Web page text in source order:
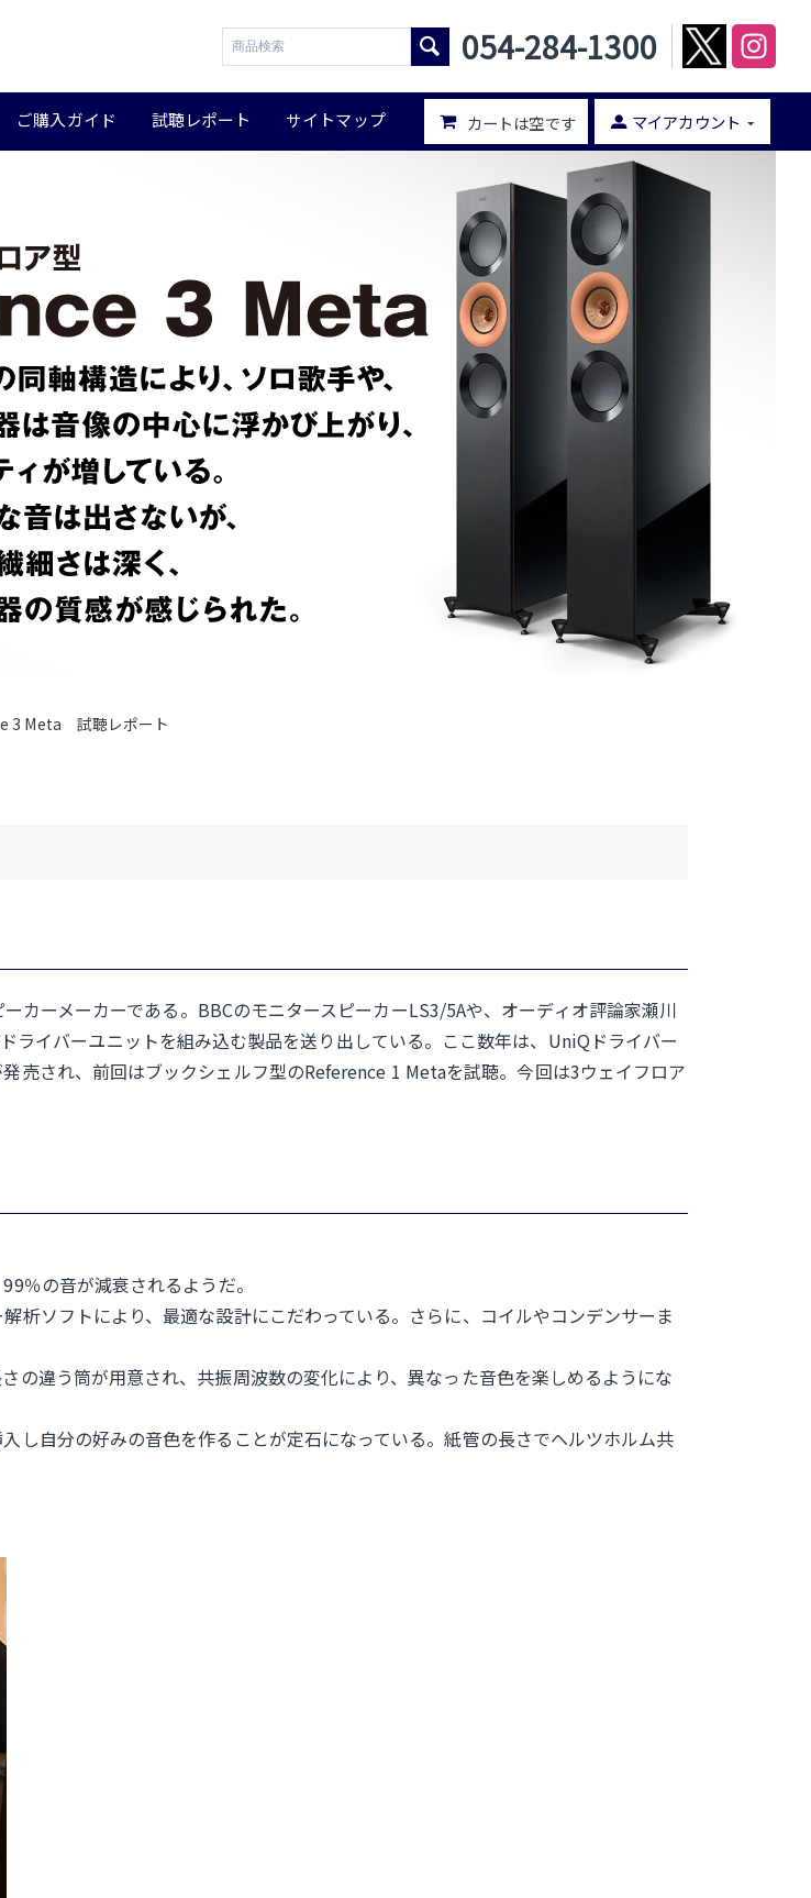
054-284-1300
ご購入ガイド 試聴レポート サイトマップ カートは空です マイアカウント
3 Meta 試聴レポート
カーメーカーである。BBCのモニタースピーカーLS3/5Aや、オーディオ評論家瀬川
ライバーユニットを組み込む製品を送り出している。ここ数年は、UniQドライバー
売され、前回はブックシェルフ型のReference 1 Metaを試聴。今回は3ウェイフロア
％の音が減衰されるようだ。
析ソフトにより、最適な設計にこだわっている。さらに、コイルやコンデンサーま
の違う筒が用意され、共振周波数の変化により、異なった音色を楽しめるようにな
し自分の好みの音色を作ることが定石になっている。紙管の長さでヘルツホルム共